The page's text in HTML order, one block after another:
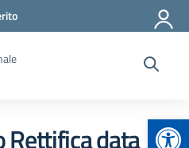
Rettifica data